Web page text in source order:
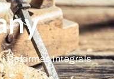
Fusteria
Reformes
Projectes
Reformes Integrals